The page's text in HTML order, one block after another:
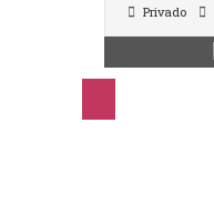
Privado